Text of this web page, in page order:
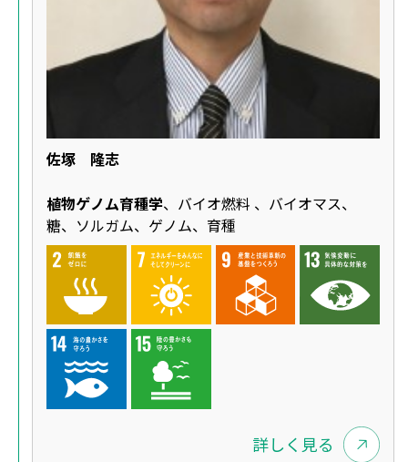
佐塚 隆志
植物ゲノム育種学、バイオ燃料 、バイオマス、
糖、ソルガム、ゲノム、育種
詳しく見る